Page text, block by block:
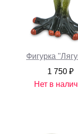
Фигурка
1 750 ₽
Нет в